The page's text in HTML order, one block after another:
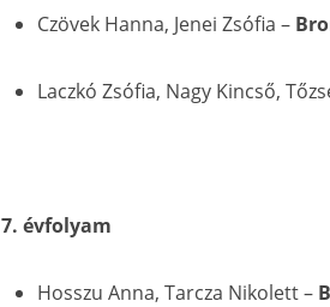
Czövek Hanna, Jenei Zsófia –
Laczkó Zsófia, Nagy Kincső,
7. évfolyam
Hosszu Anna, Tarcza Nikolett –